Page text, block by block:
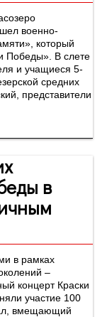
военно-
который
В слете
средних
представители
в
в рамках
–
концерт Краски
участие 100
вмещающий